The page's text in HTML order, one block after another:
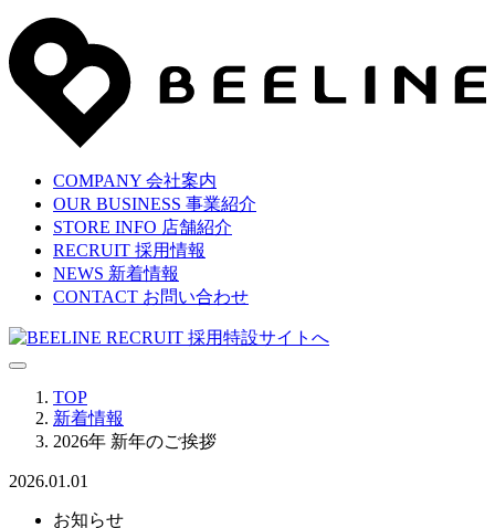
COMPANY 会社案内
OUR BUSINESS 事業紹介
STORE INFO 店舗紹介
RECRUIT 採用情報
NEWS 新着情報
CONTACT お問い合わせ
TOP
新着情報
2026年 新年のご挨拶
2026.01.01
お知らせ